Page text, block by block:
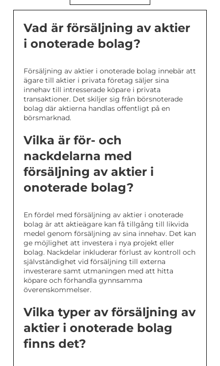
Vad är försäljning av aktier
i onoterade bolag?
Försäljning av aktier i onoterade bolag innebär att
ägare till aktier i privata företag säljer sina
innehav till intresserade köpare i privata
transaktioner. Det skiljer sig från börsnoterade
bolag där aktierna handlas offentligt på en
börsmarknad.
Vilka är för- och
nackdelarna med
försäljning av aktier i
onoterade bolag?
En fördel med försäljning av aktier i onoterade
bolag är att aktieägare kan få tillgång till likvida
medel genom försäljning av sina innehav. Det kan
ge möjlighet att investera i nya projekt eller
bolag. Nackdelar inkluderar förlust av kontroll och
självständighet vid försäljning till externa
investerare samt utmaningen med att hitta
köpare och förhandla gynnsamma
överenskommelser.
Vilka typer av försäljning av
aktier i onoterade bolag
finns det?